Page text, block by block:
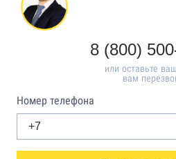
8 (800)
или оставьте
вам
Номер телефона